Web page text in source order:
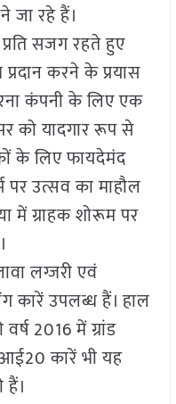
रहे हैं।
सजग रहते हुए
करने के प्रयास
कंपनी के लिए एक
को यादगार रूप से
के लिए फायदेमंद
पर उत्सव का माहौल
में ग्राहक शोरूम पर
लग्जरी एवं
कारें उपलब्ध हैं। हाल
2016 में ग्रांड
कारें भी यह
हैं।